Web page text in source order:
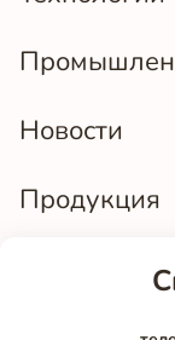
Новости
Продукция